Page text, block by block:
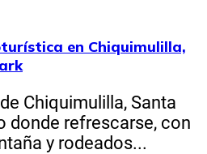
en Chiquimulilla,
Chiquimulilla, Santa
donde refrescarse, con
y rodeados...